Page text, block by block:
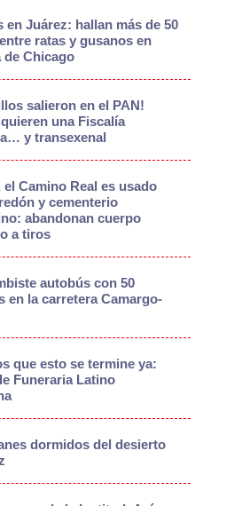
en Juárez: hallan más de 50
ratas y gusanos en
de Chicago
salieron en el PAN!
una Fiscalía
y transexenal
el Camino Real es usado
y cementerio
abandonan cuerpo
a tiros
autobús con 50
en la carretera Camargo-
que esto se termine ya:
Funeraria Latino
dormidos del desierto